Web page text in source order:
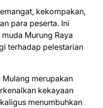
kekompakan,
para peserta. Ini
Murung Raya
terhadap pelestarian
Mulang merupakan
kekayaan
menumbuhkan